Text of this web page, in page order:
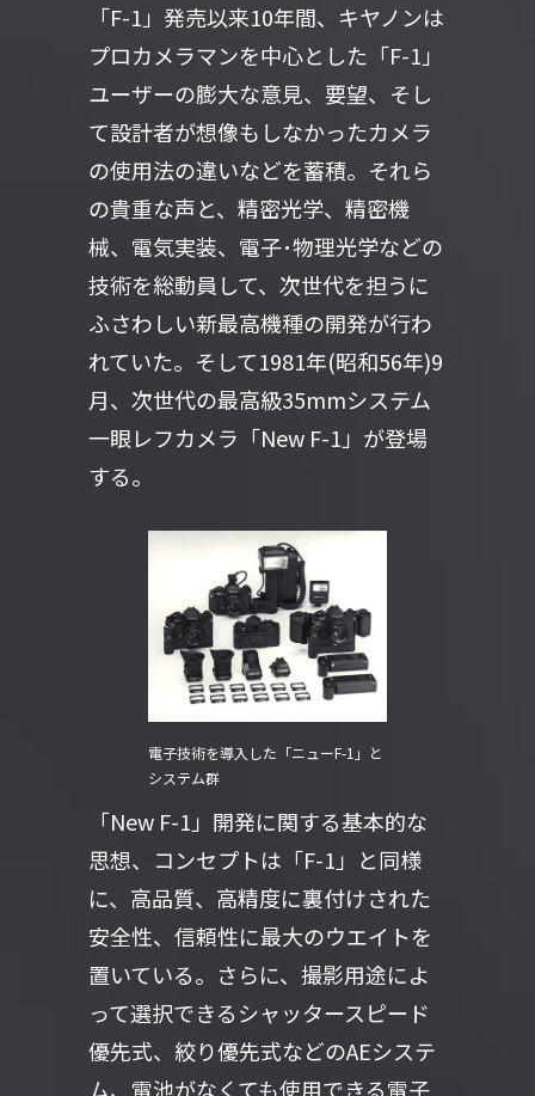
「F-1」発売以来10年間、キヤノンは
プロカメラマンを中心とした「F-1」
ユーザーの膨大な意見、要望、そし
て設計者が想像もしなかったカメラ
の使用法の違いなどを蓄積。それら
の貴重な声と、精密光学、精密機
械、電気実装、電子･物理光学などの
技術を総動員して、次世代を担うに
ふさわしい新最高機種の開発が行わ
れていた。そして1981年(昭和56年)9
月、次世代の最高級35mmシステム
一眼レフカメラ「New F-1」が登場
する。
電子技術を導入した「ニューF-1」と
システム群
「New F-1」開発に関する基本的な
思想、コンセプトは「F-1」と同様
に、高品質、高精度に裏付けされた
安全性、信頼性に最大のウエイトを
置いている。さらに、撮影用途によ
って選択できるシャッタースピード
優先式、絞り優先式などのAEシステ
ム、電池がなくても使用できる電子